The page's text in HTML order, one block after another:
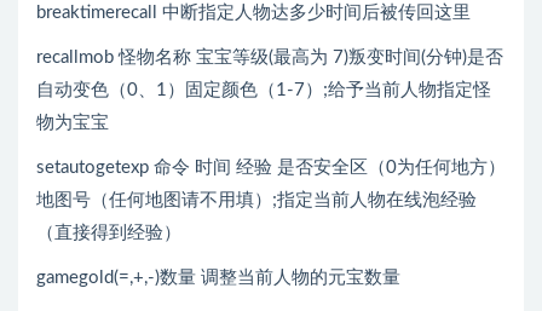
breaktimerecall 中断指定人物达多少时间后被传回这里
recallmob 怪物名称 宝宝等级(最高为 7)叛变时间(分钟)是否
自动变色（0、1）固定颜色（1-7）;给予当前人物指定怪
物为宝宝
setautogetexp 命令 时间 经验 是否安全区（0为任何地方）
地图号（任何地图请不用填）;指定当前人物在线泡经验
（直接得到经验）
gamegold(=,+,-)数量 调整当前人物的元宝数量